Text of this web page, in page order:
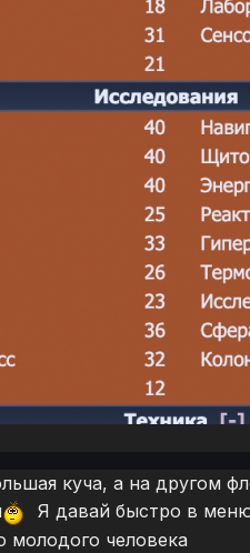
куча, а на другом
Я давай быстро в
молодого человека